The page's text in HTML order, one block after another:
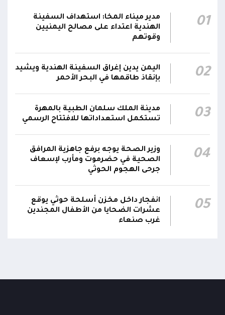
00:28
صالح يشيد بالروح القتالية العالية لكافة منتسبي
الفرقتين الأولى والثالثة وحسن التعامل مع الموقف
وثبات المقاتلين في مواقعهم
00:26
الفريق أول ركن طارق صالح يعزي في اتصالين
هاتفيين قائدي الفرقتين الأولى والثالثة طوارئ في
استشهاد عدد من الأبطال بالهجوم الحوثي الغادر
اللجنة الأمنية بحضرموت تدين هجوم مليشيا
الحوثي على القوات المسلحة وتؤكد استمرار
والاستقرار
23:05
جدد #المكتب_السياسي تمسكه بمواصلة النضال
واستعادة العاصمة صنعاء وإنهاء الانقلاب
01
مدير ميناء المخا: استهداف السفينة
الهندية اعتداء على مصالح اليمنيين
وقوتهم
02
اليمن يدين إغراق السفينة الهندية ويشيد
بإنقاذ طاقمها في البحر الأحمر
03
مدينة الملك سلمان الطبية بالمهرة
تستكمل استعداداتها للافتتاح الرسمي
04
وزير الصحة يوجه برفع جاهزية المرافق
الصحية في حضرموت ومأرب لإسعاف
جرحى الهجوم الحوثي
05
انفجار داخل مخزن أسلحة حوثي يوقع
عشرات الضحايا من الأطفال المجندين
غرب صنعاء